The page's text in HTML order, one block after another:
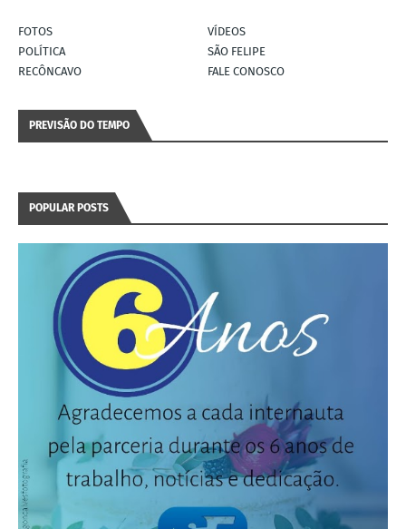
FOTOS
VÍDEOS
POLÍTICA
SÃO FELIPE
RECÔNCAVO
FALE CONOSCO
PREVISÃO DO TEMPO
POPULAR POSTS